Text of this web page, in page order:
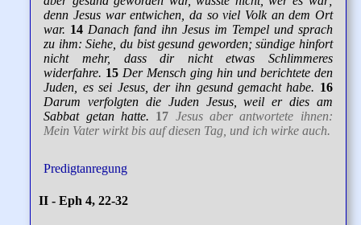
denn Jesus war entwichen, da so viel Volk an dem Ort
war. 14 Danach fand ihn Jesus im Tempel und sprach
zu ihm: Siehe, du bist gesund geworden; sündige hinfort
nicht mehr, dass dir nicht etwas Schlimmeres
widerfahre. 15 Der Mensch ging hin und berichtete den
Juden, es sei Jesus, der ihn gesund gemacht habe. 16
Darum verfolgten die Juden Jesus, weil er dies am
Sabbat getan hatte. 17 Jesus aber antwortete ihnen:
Mein Vater wirkt bis auf diesen Tag, und ich wirke auch.
Predigtanregung
II - Eph 4, 22-32